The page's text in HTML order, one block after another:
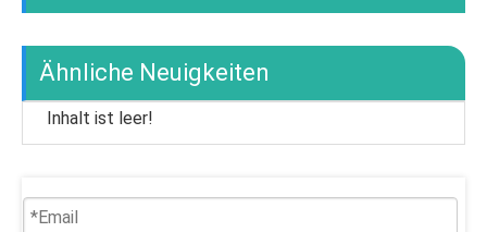
Ähnliche Neuigkeiten
Inhalt ist leer!